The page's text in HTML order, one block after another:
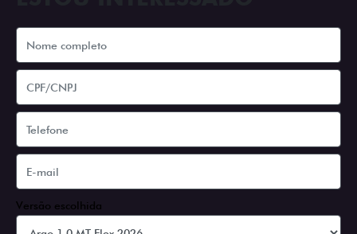
Versão escolhida